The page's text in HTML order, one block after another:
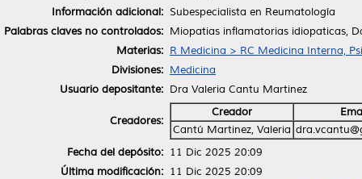
Información adicional: Subespecialista en Reumatología
Palabras claves no controlados: Miopatias inflamatorias idiopaticas,
Materias: R Medicina > RC Medicina Interna,
Divisiones: Medicina
Usuario depositante: Dra Valeria Cantu Martinez
Creadores:
Creador
Cantú Martinez, Valeria
Fecha del depósito: 11 Dic 2025 20:09
Última modificación: 11 Dic 2025 20:09